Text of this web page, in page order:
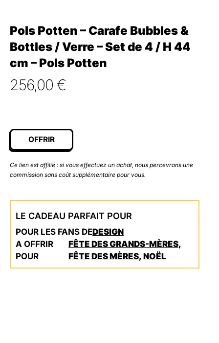
Pols Potten – Carafe Bubbles &
Bottles / Verre – Set de 4 / H 44
cm – Pols Potten
256,00 €
OFFRIR
Ce lien est affilié : si vous effectuez un achat, nous percevrons une
commission sans coût supplémentaire pour vous.
LE CADEAU PARFAIT POUR
POUR LES FANS DEDESIGN
A OFFRIR
POUR
FÊTE DES GRANDS-MÈRES,
FÊTE DES MÈRES, NOËL